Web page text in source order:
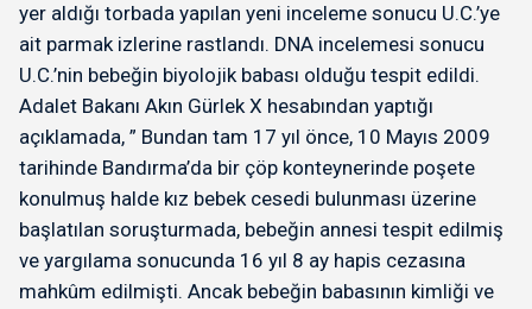
yer aldığı torbada yapılan yeni inceleme sonucu U.C.’ye
ait parmak izlerine rastlandı. DNA incelemesi sonucu
U.C.’nin bebeğin biyolojik babası olduğu tespit edildi.
Adalet Bakanı Akın Gürlek X hesabından yaptığı
açıklamada, ” Bundan tam 17 yıl önce, 10 Mayıs 2009
tarihinde Bandırma’da bir çöp konteynerinde poşete
konulmuş halde kız bebek cesedi bulunması üzerine
başlatılan soruşturmada, bebeğin annesi tespit edilmiş
ve yargılama sonucunda 16 yıl 8 ay hapis cezasına
mahkûm edilmişti. Ancak bebeğin babasının kimliği ve